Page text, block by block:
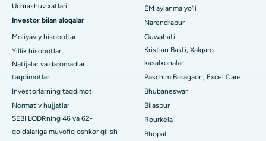
Arera koloniyasidagi eng yaxshi kasalxona, Bhopal
Jayanagar, Bangalordagi eng yaxshi kasalxona
KK Nagar, Madurai shahridagi eng yaxshi shifoxona
Ramji Nagardagi eng yaxshi kasalxona, Nellore
19-sektordagi eng yaxshi shifoxona, Rourkela
Swargate, Pune shahridagi eng yaxshi shifoxona
Uchrashuv xatlari
Investor bilan aloqalar
Moliyaviy hisobotlar
Yillik hisobotlar
Natijalar va daromadlar
taqdimotlari
Investorlarning taqdimoti
Normativ hujjatlar
SEBI LODRning 46 va 62-
qoidalariga muvofiq oshkor qilish
EM aylanma yo'li
Narendrapur
Guwahati
Kristian Basti, Xalqaro
kasalxonalar
Paschim Boragaon, Excel Care
Bhubaneswar
Bilaspur
Rourkela
Bhopal